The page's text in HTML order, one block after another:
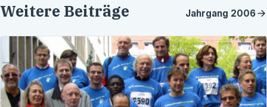
Weitere Beiträge Jahrgang 2006